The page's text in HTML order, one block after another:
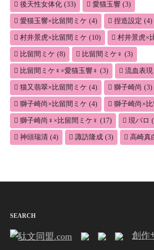
後天性女体化 (33) 愛猫玉響 (3)
愛猫玉響×比留間ミケ (4) 捏造設定 (4)
村井景虎×比留間ミケ (10) 村井景虎×
比留間ミケ (8) 比留間ミケ♀ (3)
比留間ミケ♀×愛猫玉響♀ (3) 流血表現
猫又翡翠×比留間ミケ (4) 獅子崎尚 (3)
獅子崎尚×比留間ミケ (4) 獅子崎尚×
獅子崎尚♀×比留間ミケ♀ (17) 現パロ
神頭瑞清 (4) 諏訪隆成 (3) 高崎真
SEARCH
創作